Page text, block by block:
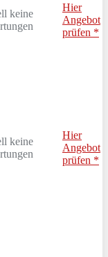
keine
Hier
Angebot
prüfen *
keine
Hier
Angebot
prüfen *